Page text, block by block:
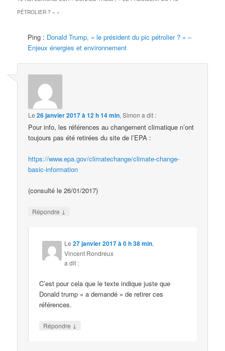
PÉTROLIER ? » »
Ping : Donald Trump, « le président du pic pétrolier ? » –
Enjeux énergies et environnement
Le26 janvier 2017 à 12 h 14 min,Simon a dit :
Pour info, les références au changement climatique n’ont
toujours pas été retirées du site de l’EPA :
https://www.epa.gov/climatechange/climate-change-
basic-information
(consulté le 26/01/2017)
Répondre ↓
Le27 janvier 2017 à 0 h 38 min,
Vincent Rondreux
a dit :
C’est pour cela que le texte indique juste que
Donald trump « a demandé » de retirer ces
références.
Répondre ↓